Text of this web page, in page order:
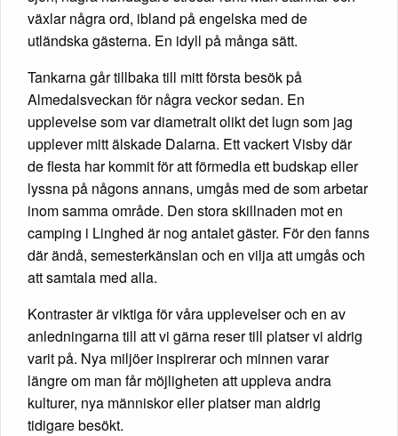
växlar några ord, ibland på engelska med de
utländska gästerna. En idyll på många sätt.
Tankarna går tillbaka till mitt första besök på
Almedalsveckan för några veckor sedan. En
upplevelse som var diametralt olikt det lugn som jag
upplever mitt älskade Dalarna. Ett vackert Visby där
de flesta har kommit för att förmedla ett budskap eller
lyssna på någons annans, umgås med de som arbetar
inom samma område. Den stora skillnaden mot en
camping i Linghed är nog antalet gäster. För den fanns
där ändå, semesterkänslan och en vilja att umgås och
att samtala med alla.
Kontraster är viktiga för våra upplevelser och en av
anledningarna till att vi gärna reser till platser vi aldrig
varit på. Nya miljöer inspirerar och minnen varar
längre om man får möjligheten att uppleva andra
kulturer, nya människor eller platser man aldrig
tidigare besökt.